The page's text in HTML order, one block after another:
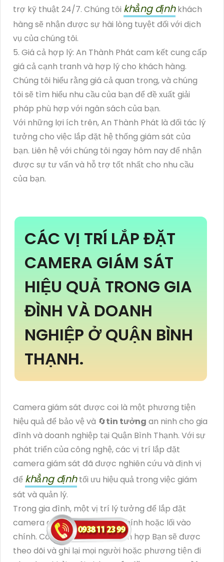
trợ kỹ thuật 24/7. Chúng tôi khẳng địnhkhách
hàng sẽ nhận được sự hài lòng tuyệt đối với dịch
vụ của chúng tôi.
5. Giá cả hợp lý: An Thành Phát cam kết cung cấp
giá cả cạnh tranh và hợp lý cho khách hàng.
Chúng tôi hiểu rằng giá cả quan trọng, và chúng
tôi sẽ tìm hiểu nhu cầu của bạn để đề xuất giải
pháp phù hợp với ngân sách của bạn.
Với những lợi ích trên, An Thành Phát là đối tác lý
tưởng cho việc lắp đặt hệ thống giám sát của
bạn. Liên hệ với chúng tôi ngay hôm nay để nhận
được sự tư vấn và hỗ trợ tốt nhất cho nhu cầu
của bạn.
CÁC VỊ TRÍ LẮP ĐẶT
CAMERA GIÁM SÁT
HIỆU QUẢ TRONG GIA
ĐÌNH VÀ DOANH
NGHIỆP Ở QUẬN BÌNH
THẠNH.
Camera giám sát được coi là một phương tiện
hiệu quả để bảo vệ và 🔄tin tưởng an ninh cho gia
đình và doanh nghiệp tại Quận Bình Thạnh. Với sự
phát triển của công nghệ, các vị trí lắp đặt
camera giám sát đã được nghiên cứu và định vị
để khẳng địnhtối ưu hiệu quả trong việc giám
sát và quản lý.
Trong gia đình, một vị trí lý tưởng để lắp đặt
camera giám sát là ở cổng chính hoặc lối vào
chính. Công nghệ Ai được tích hợp Bạn sẽ được
theo dõi và ghi lại mọi người hoặc phương tiện đi